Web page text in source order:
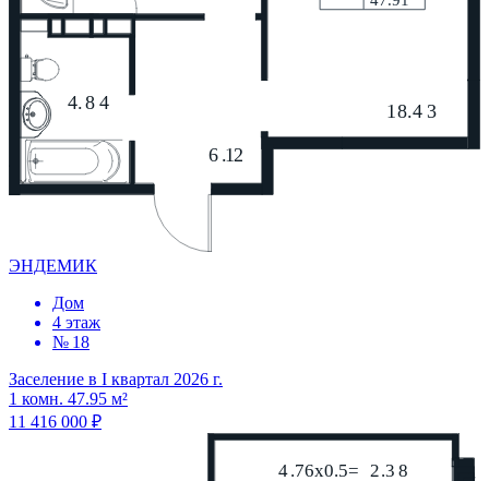
ЭНДЕМИК
Дом
4 этаж
№ 18
Заселение в I квартал 2026 г.
1 комн. 47.95 м²
11 416 000 ₽